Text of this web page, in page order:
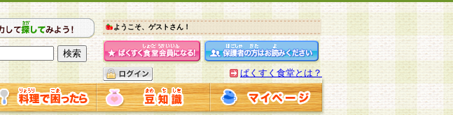
ようこそ、ゲストさん！
ぱくすく食堂とは？